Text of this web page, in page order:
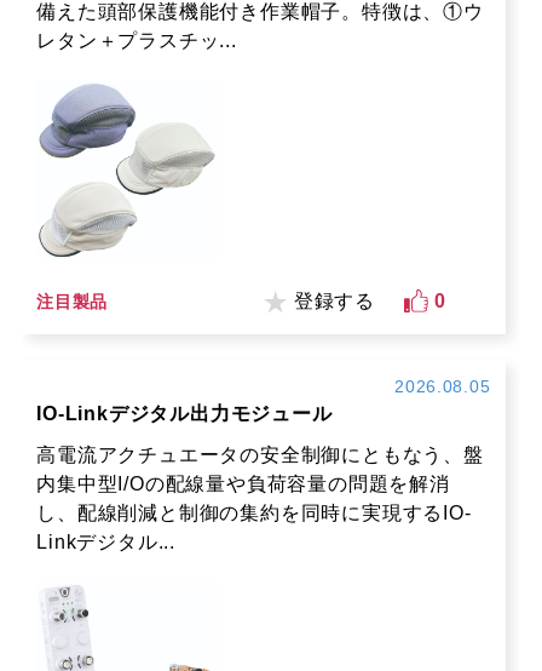
備えた頭部保護機能付き作業帽子。特徴は、①ウ
レタン＋プラスチッ...
注目製品 登録する 0
2026.08.05
IO-Linkデジタル出力モジュール
高電流アクチュエータの安全制御にともなう、盤
内集中型I/Oの配線量や負荷容量の問題を解消
し、配線削減と制御の集約を同時に実現するIO-
Linkデジタル...